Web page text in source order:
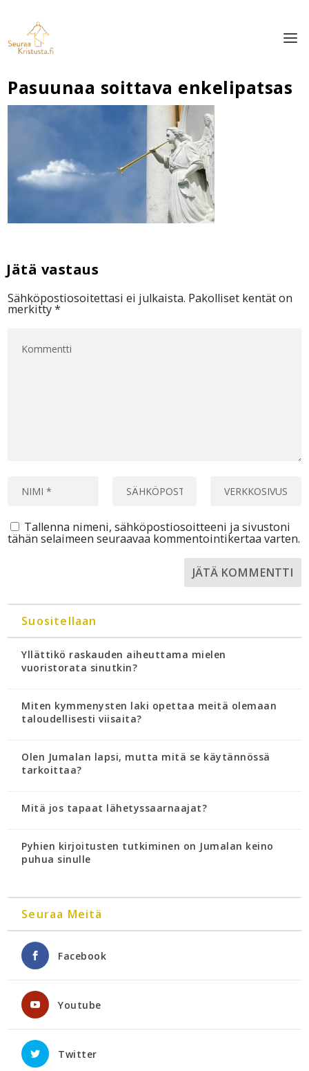
Pasuunaa soittava enkelipatsas
Sähköpostiosoitettasi ei julkaista. Pakolliset kentät on
merkitty*
Tallenna nimeni, sähköpostiosoitteeni ja sivustoni
tähän selaimeen seuraavaa kommentointikertaa varten.
Suositellaan
Yllättikö raskauden aiheuttama mielen
vuoristorata sinutkin?
Miten kymmenysten laki opettaa meitä olemaan
taloudellisesti viisaita?
Olen Jumalan lapsi, mutta mitä se käytännössä
tarkoittaa?
Mitä jos tapaat lähetyssaarnaajat?
Pyhien kirjoitusten tutkiminen on Jumalan keino
puhua sinulle
Seuraa Meitä
Facebook
Youtube
Twitter